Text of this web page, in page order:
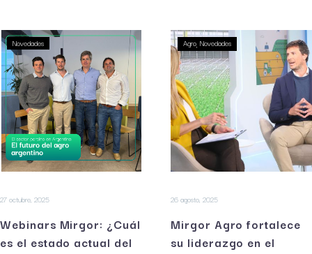
Novedades
27 octubre, 2025
Webinars Mirgor: ¿Cuál
es el estado actual del
Agro Novedades
26 agosto, 2025
Mirgor Agro fortalece
su liderazgo en el